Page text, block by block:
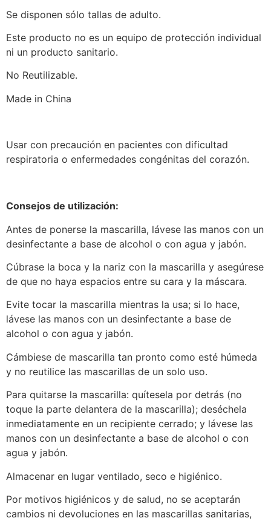
Se disponen sólo tallas de adulto.
Este producto no es un equipo de protección individual
ni un producto sanitario.
No Reutilizable.
Made in China
Usar con precaución en pacientes con dificultad
respiratoria o enfermedades congénitas del corazón.
Consejos de utilización:
Antes de ponerse la mascarilla, lávese las manos con un
desinfectante a base de alcohol o con agua y jabón.
Cúbrase la boca y la nariz con la mascarilla y asegúrese
de que no haya espacios entre su cara y la máscara.
Evite tocar la mascarilla mientras la usa; si lo hace,
lávese las manos con un desinfectante a base de
alcohol o con agua y jabón.
Cámbiese de mascarilla tan pronto como esté húmeda
y no reutilice las mascarillas de un solo uso.
Para quitarse la mascarilla: quítesela por detrás (no
toque la parte delantera de la mascarilla); deséchela
inmediatamente en un recipiente cerrado; y lávese las
manos con un desinfectante a base de alcohol o con
agua y jabón.
Almacenar en lugar ventilado, seco e higiénico.
Por motivos higiénicos y de salud, no se aceptarán
cambios ni devoluciones en las mascarillas sanitarias,